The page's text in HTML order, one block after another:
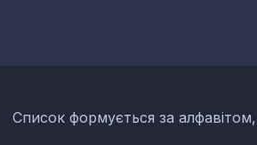
Список формується за